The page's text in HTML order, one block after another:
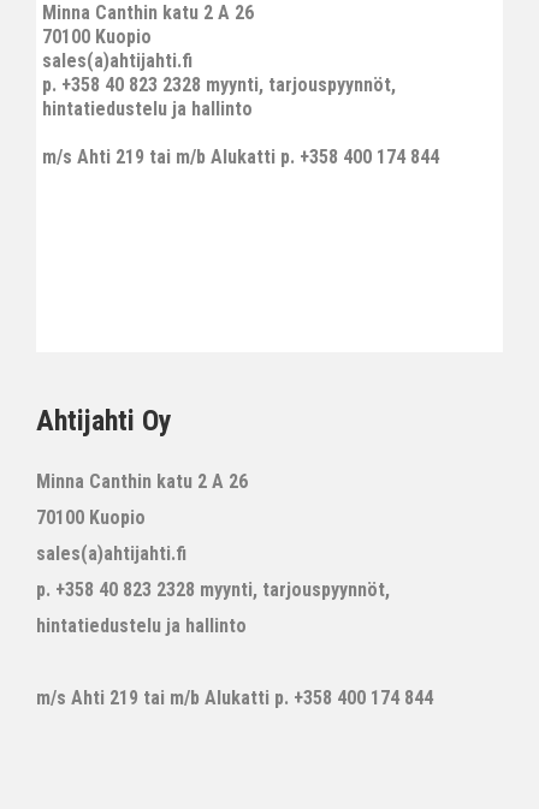
Minna Canthin katu 2 A 26
70100 Kuopio
sales(a)ahtijahti.fi
p. +358 40 823 2328 myynti, tarjouspyynnöt,
hintatiedustelu ja hallinto
m/s Ahti 219 tai m/b Alukatti p. +358 400 174 844
Ahtijahti Oy
Minna Canthin katu 2 A 26
70100 Kuopio
sales(a)ahtijahti.fi
p. +358 40 823 2328 myynti, tarjouspyynnöt,
hintatiedustelu ja hallinto
m/s Ahti 219 tai m/b Alukatti p. +358 400 174 844